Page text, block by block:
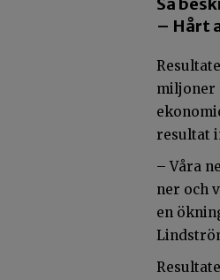
– Hårt
miljoner
resultat
– Våra
ner och
en